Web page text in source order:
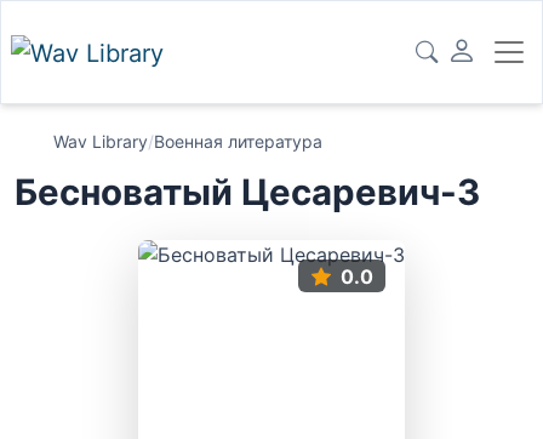
Wav Library/Военная литература
Бесноватый Цесаревич-3
0.0